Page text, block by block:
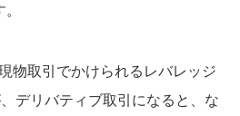
物取引でかけられるレバレッジ
デリバティブ取引になると、な